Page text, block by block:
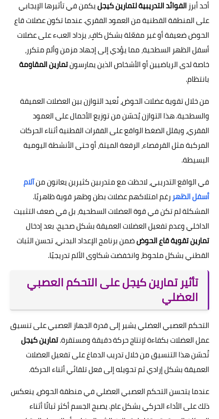
أحد أبرز الفوائد التدريبية لتمارين كيجليكمن في تأثيرها الإيجابي
على المنطقة القطنية من العمود الفقري. عندما تكون عضلات قاع
الحوض ضعيفة أو غير مفعّلة بشكل كافٍ، يزداد العبء على عضلات
أسفل الظهر السطحية، مما يؤدي إلى إجهاد مزمن وألم متكرر،
خاصة لدى الرياضيين أو الأشخاص الذين يمارسونتمارين المقاومة
بانتظام.
من خلال تقوية عضلات الحوض، نُعيد التوازن بين العضلات العميقة
والسطحية. هذا التوازن يُحسّن من توزيع الأحمال على العمود
الفقري، ويقلل الضغط الواقع على الفقرات القطنية أثناء الحركات
المركبة مثل القرفصاء، الرفعة الميتة، أو حتى الأنشطة اليومية
البسيطة.
في الواقع التدريبي، لاحظت مع متدربين كثيرين يعانون منآلام
أسفل الظهررغم امتلاكهم عضلات بطن وظهر قوية ظاهريًا.
المشكلة لم تكن في قوة العضلات السطحية، بل في ضعف التثبيت
الداخلي وعدم تفعيل العضلات العميقة بشكل صحيح. بعد إدخال
تمارين تقوية قاع الحوضضمن برنامج الإعداد البدني، تحسن الثبات
القطني بشكل ملحوظ، وانخفضت شكاوى الألم تدريجيًا.
تأثير تمارين كيجل على التحكم العصبي
العضلي
التحكم العصبي العضلي يشير إلى قدرة الجهاز العصبي على تنسيق
عمل العضلات بكفاءة لإنتاج حركة دقيقة ومستقرة.تمارين كيجل
تُحسّن هذا التنسيق من خلال تدريب الدماغ على تفعيل العضلات
العميقة بشكل إرادي ثم تحويله إلى فعل تلقائي أثناء الحركة.
عندما يتحسن التحكم العصبي العضلي في منطقة الحوض، ينعكس
ذلك على الأداء الحركي بشكل عام. يصبح الجسم أكثر ثباتًا أثناء